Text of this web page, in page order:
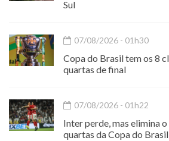
Sul
07/08/2026 - 01h30
Copa do Brasil tem os 8
quartas de final
07/08/2026 - 01h22
Inter perde, mas elimina
quartas da Copa do Brasil